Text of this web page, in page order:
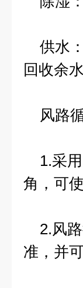
供水：
回收余
风路循
1.采用
角，可
2.风路
准，并